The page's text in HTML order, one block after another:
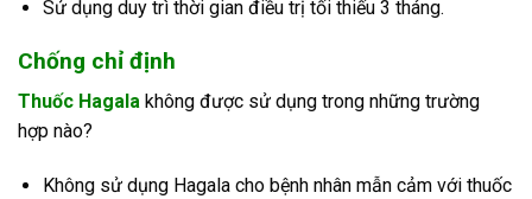
Sử dụng duy trì thời gian điều trị tối thiếu 3 tháng.
Chống chỉ định
Thuốc Hagala không được sử dụng trong những trường
hợp nào?
Không sử dụng Hagala cho bệnh nhân mẫn cảm với thuốc